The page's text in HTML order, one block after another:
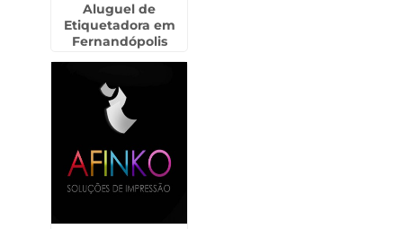
Aluguel de
Etiquetadora em
Fernandópolis